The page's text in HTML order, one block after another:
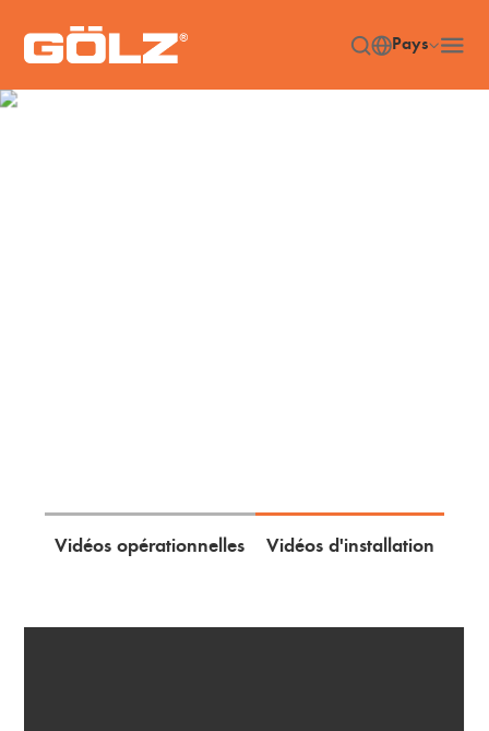
Pays
Vidéos opérationnelles Vidéos d'installation